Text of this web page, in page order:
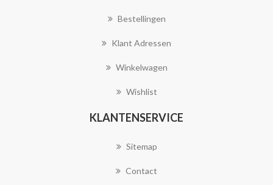
Bestellingen
Klant Adressen
Winkelwagen
Wishlist
KLANTENSERVICE
Sitemap
Contact